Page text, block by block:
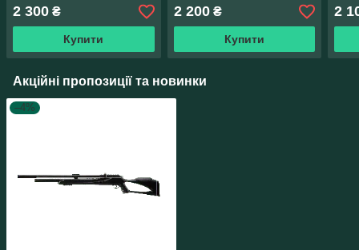
2 300 ₴
Купити
2 200₴
Купити
2
Акційні пропозиції та новинки
–4%